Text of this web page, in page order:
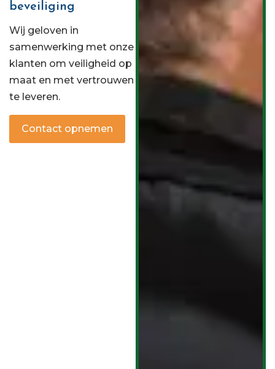
beveiliging
Wij geloven in
samenwerking met onze
klanten om veiligheid op
maat en met vertrouwen
te leveren.
Contact opnemen